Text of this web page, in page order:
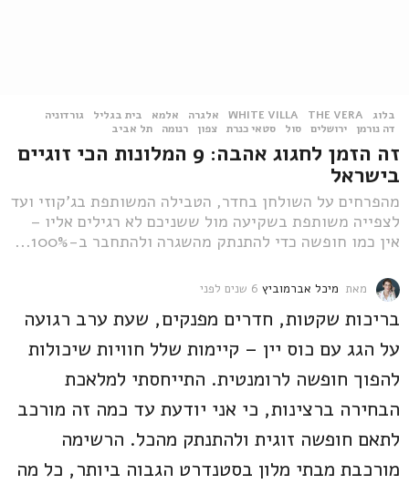
בלוג THE VERA
,
WHITE VILLA
,
אלגרה ,
אלמא ,
בית בגליל ,
גורדוניה
דה נורמן
,
ירושלים ,
סול ,
סטאי כנרת ,
צפון ,
רנומה ,
תל אביב
זה הזמן לחגוג אהבה: 9 המלונות הכי זוגיים
בישראל
מהפרחים על השולחן בחדר, הטבילה המשותפת בג'קוזי ועד
לצפייה משותפת בשקיעה מול ששניכם לא רגילים אליו –
אין כמו חופשה כדי להתנתק מהשגרה ולהתחבר ב-100%...
מאת מיכל אברמוביץ 6 שנים לפני
נ
ם
ל
נ
בריכות שקטות, חדרים מפנקים, שעת ערב רגועה
על הגג עם כוס יין – קיימות שלל חוויות שיכולות
להפוך חופשה לרומנטית. התייחסתי למלאכת
הבחירה ברצינות, כי אני יודעת עד כמה זה מורכב
לתאם חופשה זוגית ולהתנתק מהכל. הרשימה
מורכבת מבתי מלון בסטנדרט הגבוה ביותר, כל מה